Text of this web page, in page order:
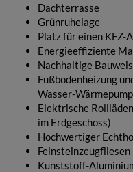
Dachterrasse
Grünruhelage
Platz für einen KFZ-
Energieeffiziente
Nachhaltige
Fußbodenheizung
Wasser-
Elektrische
im Erdgeschoss)
Hochwertiger
Kunststoff-